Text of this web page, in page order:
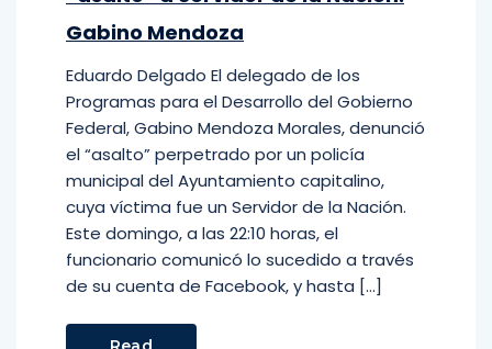
Gabino Mendoza
Eduardo Delgado El delegado de los
Programas para el Desarrollo del Gobierno
Federal, Gabino Mendoza Morales, denunció
el “asalto” perpetrado por un policía
municipal del Ayuntamiento capitalino,
cuya víctima fue un Servidor de la Nación.
Este domingo, a las 22:10 horas, el
funcionario comunicó lo sucedido a través
de su cuenta de Facebook, y hasta […]